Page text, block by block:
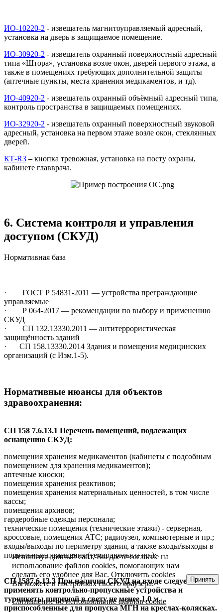
ИО-10220-2 - извещатель магнитоуправляемый адресный,
установка на дверь в защищаемое помещение.
ИО-30920-2 - извещатель охранный поверхностный адресный
типа «Штора», установка возле окон, дверей первого этажа, а
также в помещениях требующих дополнительной защиты
(аптечные пункты, места хранения медикаментов, и тд).
ИО-40920-2 - извещатель охранный объёмный адресный типа,
контроль пространства в защищаемых помещениях.
ИО-32920-2 - извещатель охранный поверхностный звуковой
адресный, установка на первом этаже возле окон, стеклянных
дверей.
КТ-R3–кнопка тревожная, установка на посту охраны,
кабинете главврача.
6. Система контроля и управления
доступом (СКУД)
Нормативная база
· ГОСТ Р 54831-2011 — устройства преграждающие
управляемые
· Р 064-2017 — рекомендации по выбору и применению
СКУД
· СП 132.13330.2011 — антитеррористическая
защищённость зданий
·
СП 158.13330.2014 Здания и помещения медицинских
организаций (с Изм.1-5).
Нормативные нюансы для объектов
здравоохранения:
СП 158 7.6.13.1 Перечень помещений, подлежащих
оснащению СКУД:
помещения хранения медикаментов (кабинеты с подсобным
помещением для хранения медикаментов);
аптечные киоски;
помещения хранения реактивов;
помещения хранения материальных ценностей, в том числе
кассы;
помещения архивов;
гардеробные одежды персонала;
технические помещения (технические этажи) - серверная,
кроссовые, помещения АТС; радиоузел, компьютерные и пр.;
входы/выходы по периметру здания, а также входы/выходы в
подвальные помещения (техподполья и пр.);
СП 1587.6.13.3 При наличии СКУД на входе следует
применять контрольно-пропускные устройства и
турникеты шириной в свету не менее 1,0 м,
приспособленные для пропуска МГН на креслах-колясках.
Используя данный сайт, Вы даете согласие на
использование файлов cookies, помогающих нам
сделать его удобнее для Вас. Отключить cookies
Вы можете в настройках своего браузера.
Соглашение об использование файлов cookie
Принять